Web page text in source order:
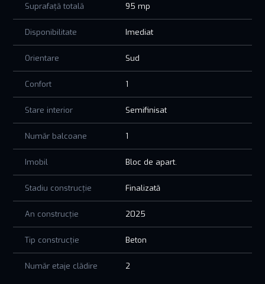
Suprafață totală 95 mp
Disponibilitate Imediat
Orientare Sud
Confort 1
Stare interior Semifinisat
Număr balcoane 1
Imobil Bloc de apart.
Stadiu construcție Finalizată
An construcție 2025
Tip construcție Beton
Număr etaje clădire 2